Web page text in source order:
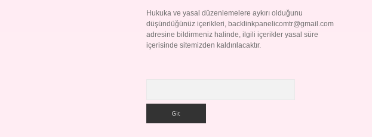
Hukuka ve yasal düzenlemelere aykırı olduğunu
düşündüğünüz içerikleri, backlinkpanelicomtr@gmail.com
adresine bildirmeniz halinde, ilgili içerikler yasal süre
içerisinde sitemizden kaldırılacaktır.